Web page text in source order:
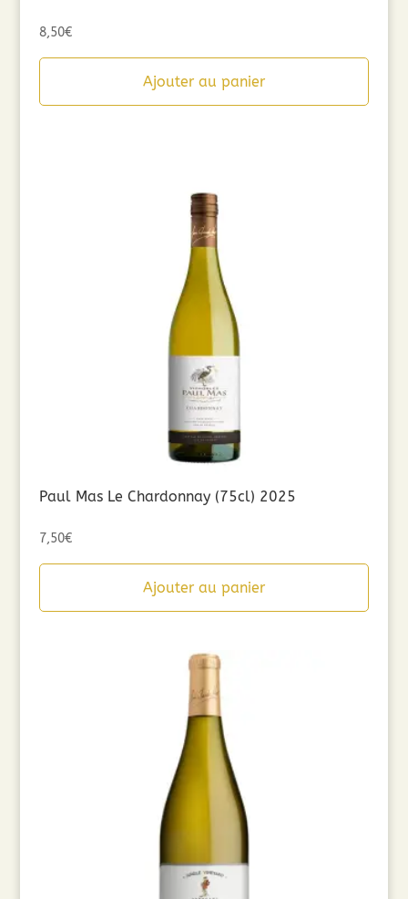
8,50€
Ajouter au panier
Paul Mas Le Chardonnay (75cl) 2025
7,50€
Ajouter au panier